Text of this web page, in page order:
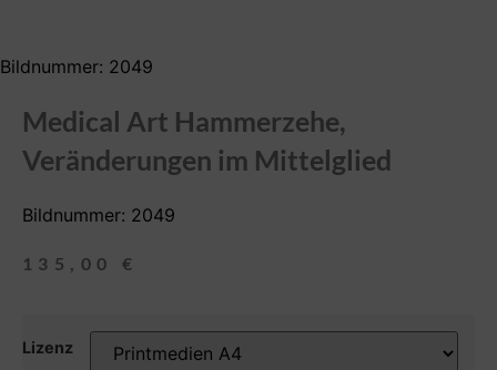
Bildnummer: 2049
Medical Art Hammerzehe,
Veränderungen im Mittelglied
Bildnummer: 2049
135,00 €
Lizenz